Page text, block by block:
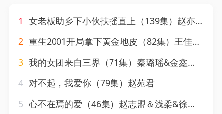
1 女老板助乡下小伙扶摇直上（139集）赵亦菲&如意&图图&朱佳琪
2 重生2001开局拿下黄金地皮（82集）王佳琪&张星禾&朱艺雯&赵琪琪
3 我的女团来自三界（71集）秦璐瑶&金鑫欣&赵美璇
4 对不起，我爱你（79集）赵苑君
5 心不在焉的爱（46集）赵志盟＆浅柔&徐世彦